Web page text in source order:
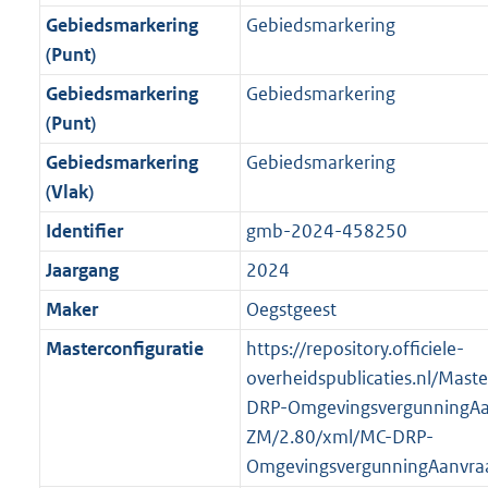
o
m
a
a
t
f
r
m
a
a
t
n
o
r
m
a
a
i
f
o
r
m
a
t
o
t
:
3
K
b
o
t
e
:
3
K
Gebiedsmarkering
(Punt)
Gebiedsmarkering
Gebiedsmarkering
(Punt)
Gebiedsmarkering
Gebiedsmarkering
(Vlak)
Gebiedsmarkering
Identifier
gmb-2024-458250
Jaargang
2024
Maker
Oegstgeest
Masterconfiguratie
https://repository.officiele-
overheidspublicaties.nl/
DRP-
ZM/2.80/xml/MC-DRP-